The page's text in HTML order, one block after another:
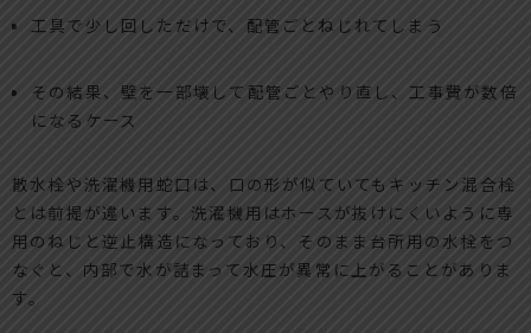
工具で少し回しただけで、配管ごとねじれてしまう
その結果、壁を一部壊して配管ごとやり直し、工事費が数倍
になるケース
散水栓や洗濯機用蛇口は、口の形が似ていてもキッチン混合栓
とは前提が違います。洗濯機用はホースが抜けにくいように専
用のねじと逆止構造になっており、そのまま台所用の水栓をつ
なぐと、内部で水が詰まって水圧が異常に上がることがありま
す。